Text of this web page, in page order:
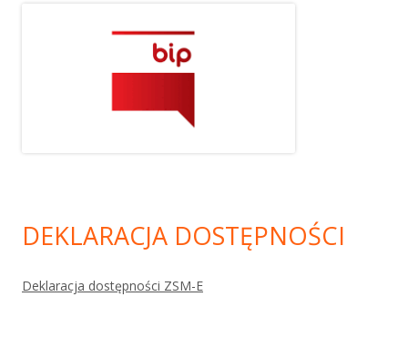
DEKLARACJA DOSTĘPNOŚCI
Deklaracja dostępności ZSM-E